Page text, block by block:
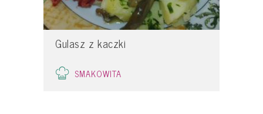
Gulasz z kaczki
SMAKOWITA